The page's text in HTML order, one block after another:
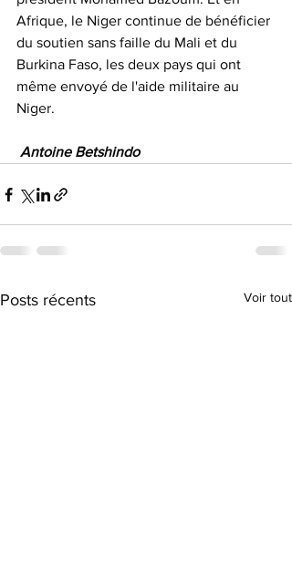
Afrique, le Niger continue de bénéficier
du soutien sans faille du Mali et du
Burkina Faso, les deux pays qui ont
même envoyé de l'aide militaire au
Niger.
Antoine Betshindo
Posts récents Voir tout